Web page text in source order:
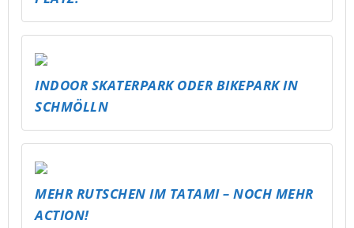
INDOOR SKATERPARK ODER BIKEPARK IN
SCHMÖLLN
MEHR RUTSCHEN IM TATAMI – NOCH MEHR
ACTION!